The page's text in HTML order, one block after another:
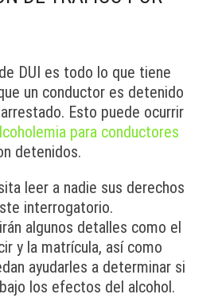
DUI es todo lo que tiene
un conductor es detenido
Esto puede ocurrir
para conductores
detenidos.
leer a nadie sus derechos
interrogatorio.
algunos detalles como el
y la matrícula, así como
ayudarles a determinar si
los efectos del alcohol.